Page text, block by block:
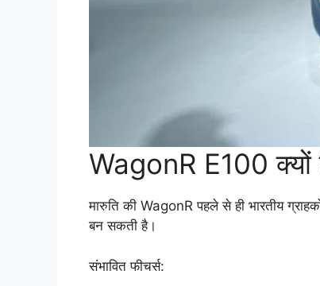
WagonR E100 क्यों
मारुति की WagonR पहले से ही भारतीय
बन सकती है।
संभावित फीचर्स: